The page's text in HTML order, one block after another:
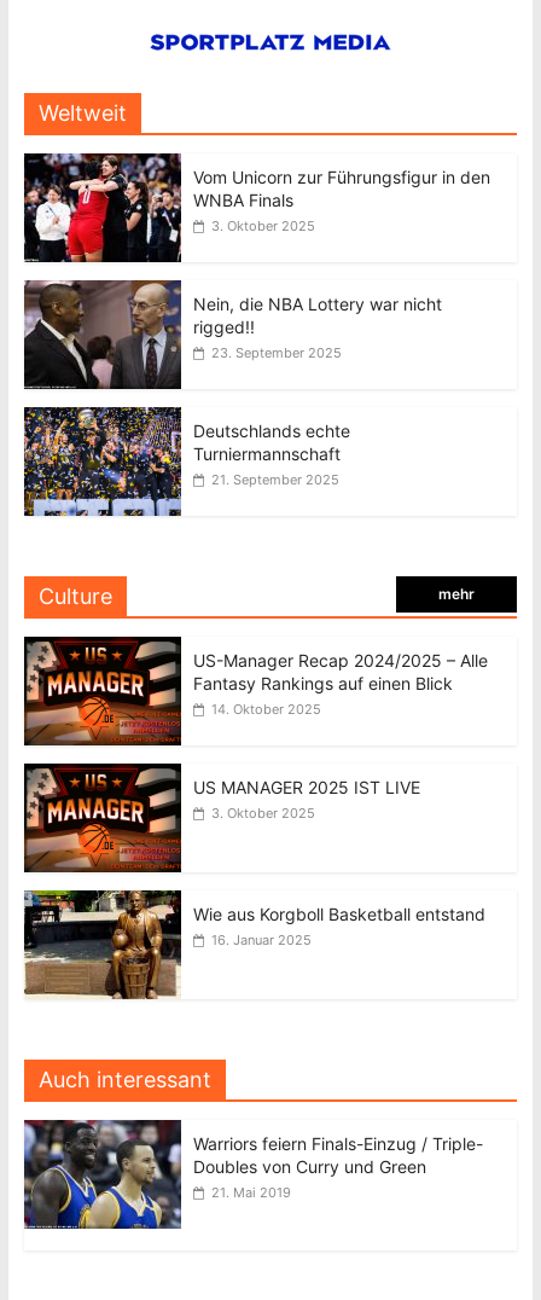
Weltweit
Vom Unicorn zur Führungsfigur in den
WNBA Finals
3. Oktober 2025
Nein, die NBA Lottery war nicht
rigged!!
23. September 2025
Deutschlands echte
Turniermannschaft
21. September 2025
Culture mehr
US-Manager Recap 2024/2025 – Alle
Fantasy Rankings auf einen Blick
14. Oktober 2025
US MANAGER 2025 IST LIVE
3. Oktober 2025
Wie aus Korgboll Basketball entstand
16. Januar 2025
Auch interessant
Warriors feiern Finals-Einzug / Triple-
Doubles von Curry und Green
21. Mai 2019